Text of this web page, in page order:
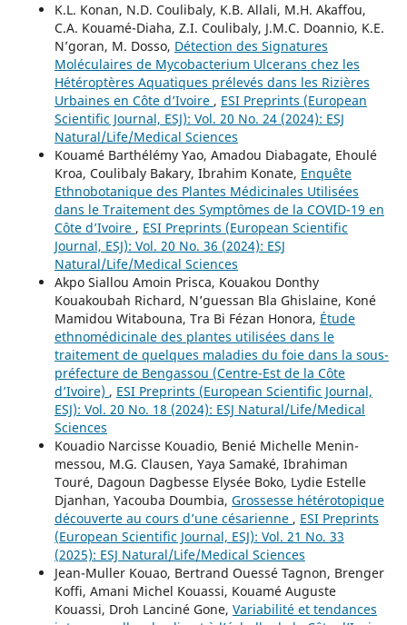
K.L. Konan, N.D. Coulibaly, K.B. Allali, M.H. Akaffou,
C.A. Kouamé-Diaha, Z.I. Coulibaly, J.M.C. Doannio, K.E.
N’goran, M. Dosso, Détection des Signatures
Moléculaires de Mycobacterium Ulcerans chez les
Hétéroptères Aquatiques prélevés dans les Rizières
Urbaines en Côte d’Ivoire , ESI Preprints (European
Scientific Journal, ESJ): Vol. 20 No. 24 (2024): ESJ
Natural/Life/Medical Sciences
Kouamé Barthélémy Yao, Amadou Diabagate, Ehoulé
Kroa, Coulibaly Bakary, Ibrahim Konate, Enquête
Ethnobotanique des Plantes Médicinales Utilisées
dans le Traitement des Symptômes de la COVID-19 en
Côte d’Ivoire , ESI Preprints (European Scientific
Journal, ESJ): Vol. 20 No. 36 (2024): ESJ
Natural/Life/Medical Sciences
Akpo Siallou Amoin Prisca, Kouakou Donthy
Kouakoubah Richard, N’guessan Bla Ghislaine, Koné
Mamidou Witabouna, Tra Bi Fézan Honora, Étude
ethnomédicinale des plantes utilisées dans le
traitement de quelques maladies du foie dans la sous-
préfecture de Bengassou (Centre-Est de la Côte
d’Ivoire) , ESI Preprints (European Scientific Journal,
ESJ): Vol. 20 No. 18 (2024): ESJ Natural/Life/Medical
Sciences
Kouadio Narcisse Kouadio, Benié Michelle Menin-
messou, M.G. Clausen, Yaya Samaké, Ibrahiman
Touré, Dagoun Dagbesse Elysée Boko, Lydie Estelle
Djanhan, Yacouba Doumbia, Grossesse hétérotopique
découverte au cours d’une césarienne , ESI Preprints
(European Scientific Journal, ESJ): Vol. 21 No. 33
(2025): ESJ Natural/Life/Medical Sciences
Jean-Muller Kouao, Bertrand Ouessé Tagnon, Brenger
Koffi, Amani Michel Kouassi, Kouamé Auguste
Kouassi, Droh Lanciné Gone, Variabilité et tendances